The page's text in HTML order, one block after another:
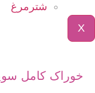
شترمرغ
X
خوراک کامل